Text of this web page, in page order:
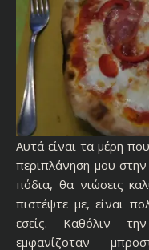
Αυτά είναι τα μέρη
περιπλάνηση μου
πόδια, θα νιώσεις
πιστέψτε με, είναι
εσείς. Καθόλιν
εμφανίζοταν